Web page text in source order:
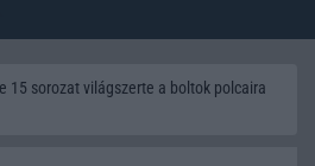
15 sorozat világszerte a boltok polcaira